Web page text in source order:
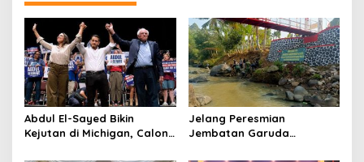
Abdul El-Sayed Bikin
Kejutan di Michigan, Calon
Jelang Peresmian
Jembatan Garuda